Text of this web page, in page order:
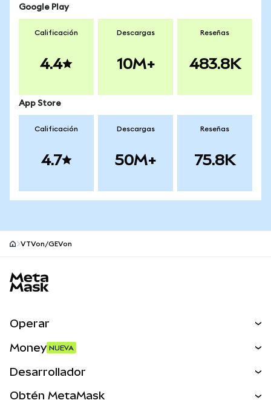
Google Play
Calificación
4.4
Descargas
10M+
Reseñas
483.8K
App Store
Calificación
4.7
Descargas
50M+
Reseñas
75.8K
VTVon/GEVon
Operar
Money NUEVA
Desarrollador
Obtén MetaMask